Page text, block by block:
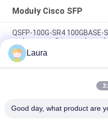
Moduły Cisco SFP
QSFP-100G-SR4
nadawczo-odbiorczy do
Cisco SFP-25G-SR-S
850nm MMF LC 100m
Moduł Cisco SFP-10/25G-
Laura
Good day, what product are